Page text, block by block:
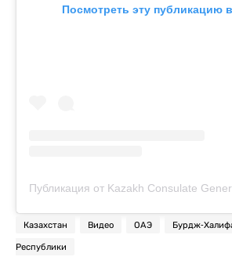
Посмотреть эту публикацию
Казахстан Видео ОАЭ Бурдж-
Республики